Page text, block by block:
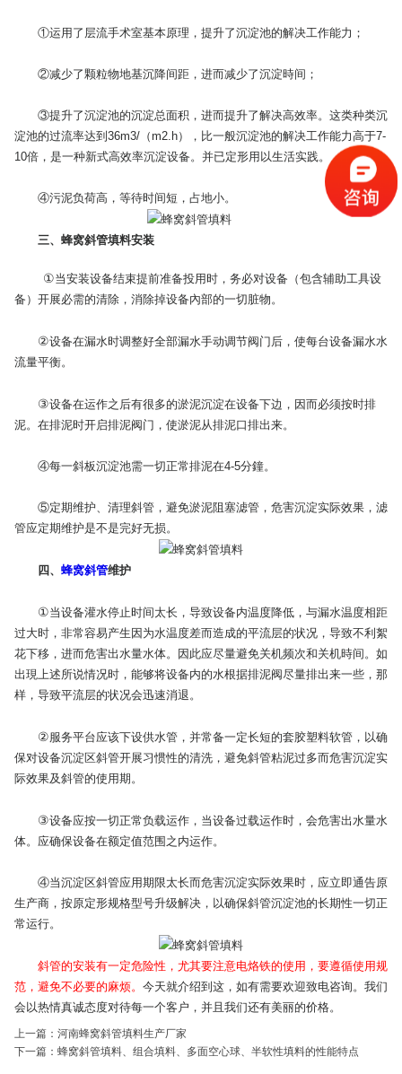
①运用了层流手术室基本原理，提升了沉淀池的解决工作能力；
②减少了颗粒物地基沉降间距，进而减少了沉淀時间；
③提升了沉淀池的沉淀总面积，进而提升了解决高效率。这类种类沉
淀池的过流率达到36m3/（m2.h），比一般沉淀池的解决工作能力高于7-
10倍，是一种新式高效率沉淀设备。并已定形用以生活实践。
④污泥负荷高，等待时间短，占地小。
三、蜂窝斜管填料安装
①当安装设备结束提前准备投用时，务必对设备（包含辅助工具设
备）开展必需的清除，消除掉设备內部的一切脏物。
②设备在漏水时调整好全部漏水手动调节阀门后，使每台设备漏水水
流量平衡。
③设备在运作之后有很多的淤泥沉淀在设备下边，因而必须按时排
泥。在排泥时开启排泥阀门，使淤泥从排泥口排出来。
④每一斜板沉淀池需一切正常排泥在4-5分鐘。
⑤定期维护、清理斜管，避免淤泥阻塞滤管，危害沉淀实际效果，滤
管应定期维护是不是完好无损。
四、 蜂窝斜管维护
①当设备灌水停止时间太长，导致设备内温度降低，与漏水温度相距
过大时，非常容易产生因为水温度差而造成的平流层的状况，导致不利絮
花下移，进而危害出水量水体。因此应尽量避免关机频次和关机時间。 如
出現上述所说情况时，能够将设备内的水根据排泥阀尽量排出来一些，那
样，导致平流层的状况会迅速消退。
②服务平台应该下设供水管，并常备一定长短的套胶塑料软管，以确
保对设备沉淀区斜管开展习惯性的清洗，避免斜管粘泥过多而危害沉淀实
际效果及斜管的使用期。
③设备应按一切正常负载运作，当设备过载运作时，会危害出水量水
体。应确保设备在额定值范围之内运作。
④当沉淀区斜管应用期限太长而危害沉淀实际效果时，应立即通告原
生产商，按原定形规格型号升级解决，以确保斜管沉淀池的长期性一切正
常运行。
斜管的安装有一定危险性，尤其要注意电烙铁的使用，要遵循使用规
范，避免不必要的麻烦。 今天就介绍到这，如有需要欢迎致电咨询。我们
会以热情真诚态度对待每一个客户，并且我们还有美丽的价格。
上一篇： 河南蜂窝斜管填料生产厂家
下一篇： 蜂窝斜管填料、组合填料、多面空心球、半软性填料的性能特点